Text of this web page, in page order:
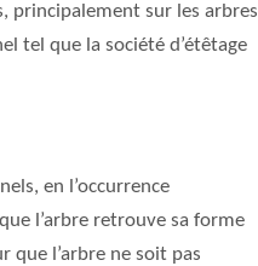
principalement sur les arbres
tel que la société d’étêtage
en l’occurrence
l’arbre retrouve sa forme
que l’arbre ne soit pas